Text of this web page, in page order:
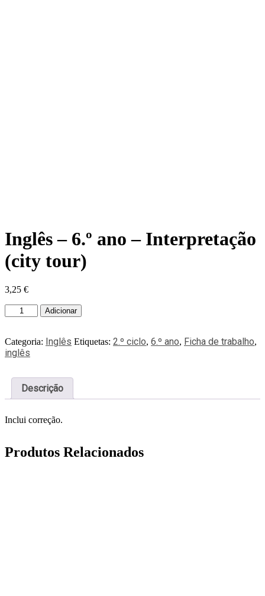
Inglês – 6.º ano – Interpretação
(city tour)
3,25 €
Adicionar
Categoria: Inglês Etiquetas: 2.º ciclo, 6.º ano, Ficha de trabalho,
inglês
Descrição
Inclui correção.
Produtos Relacionados